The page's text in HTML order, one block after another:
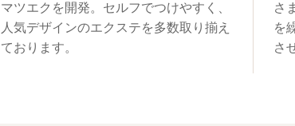
マツエクを開発。セルフでつけやすく、
人気デザインのエクステを多数取り揃え
ております。
さ
を
さ